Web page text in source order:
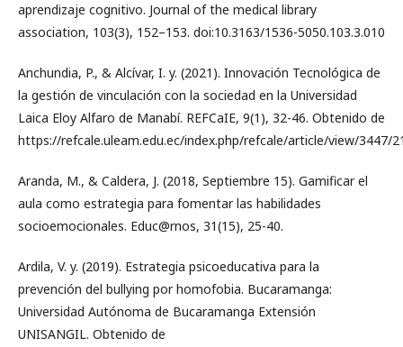
aprendizaje cognitivo. Journal of the medical library
association, 103(3), 152–153. doi:10.3163/1536-5050.103.3.010
Anchundia, P., & Alcívar, I. y. (2021). Innovación Tecnológica de
la gestión de vinculación con la sociedad en la Universidad
Laica Eloy Alfaro de Manabí. REFCaIE, 9(1), 32-46. Obtenido de
https://refcale.uleam.edu.ec/index.php/refcale/article/view/3447/
Aranda, M., & Caldera, J. (2018, Septiembre 15). Gamificar el
aula como estrategia para fomentar las habilidades
socioemocionales. Educ@rnos, 31(15), 25-40.
Ardila, V. y. (2019). Estrategia psicoeducativa para la
prevención del bullying por homofobia. Bucaramanga:
Universidad Autónoma de Bucaramanga Extensión
UNISANGIL. Obtenido de